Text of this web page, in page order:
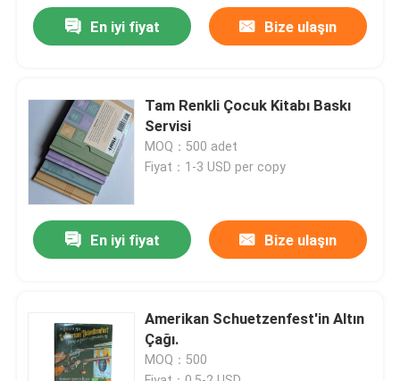
Hakkımızda
Bize Ulaşın
Haberler
Bir teklif isteği
Sehpa Kitap Basımı
Tarot Kartı Baskı
En iyi fiyat Bize ulaşın
Tam Renkli Çocuk Kitabı Baskı
Servisi
MOQ：500 adet
Fiyat：1-3 USD per copy
En iyi fiyat Bize ulaşın
Amerikan Schuetzenfest'in Altın
Çağı.
MOQ：500